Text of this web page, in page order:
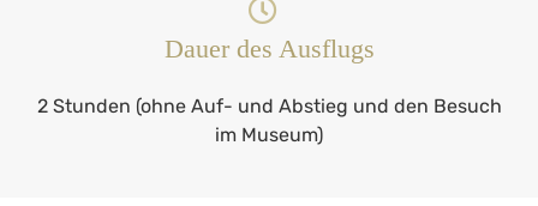
Dauer des Ausflugs
2 Stunden (ohne Auf- und Abstieg und den Besuch
im Museum)